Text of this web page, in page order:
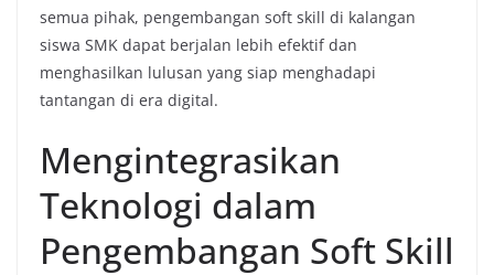
semua pihak, pengembangan soft skill di kalangan
siswa SMK dapat berjalan lebih efektif dan
menghasilkan lulusan yang siap menghadapi
tantangan di era digital.
Mengintegrasikan
Teknologi dalam
Pengembangan Soft Skill